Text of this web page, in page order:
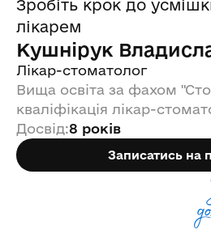
Зробіть крок до
лікарем
Кушнірук
Лікар-стоматолог
Вища освіта за фахом
кваліфікація лікар-
Досвід:8 років
Записатись на